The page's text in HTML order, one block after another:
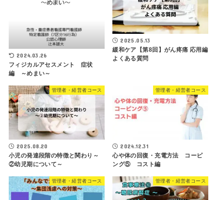
2024.03.26
フィジカルアセスメント 症状
編 ～めまい～
2025.05.13
緩和ケア【第8回】がん疼痛 応用編
よくある質問
管理者・経営者コース
2025.08.20
小児の発達段階の特徴と関わり～
②幼児期について～
管理者・経営者コース
2024.12.31
心や体の回復・充電方法 コーピ
ング⑤ コスト編
管理者・経営者コース 管理者・経営者コース